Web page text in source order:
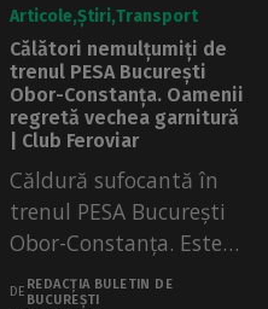
Articole Știri Transport
Călători nemulțumiți de
trenul PESA București
Obor-Constanța. Oamenii
regretă vechea garnitură
| Club Feroviar
Căldură sufocantă în
trenul PESA București
Obor-Constanța. Este
prima garnitură
DE REDACȚIA BULETIN DE
BUCUREȘTI